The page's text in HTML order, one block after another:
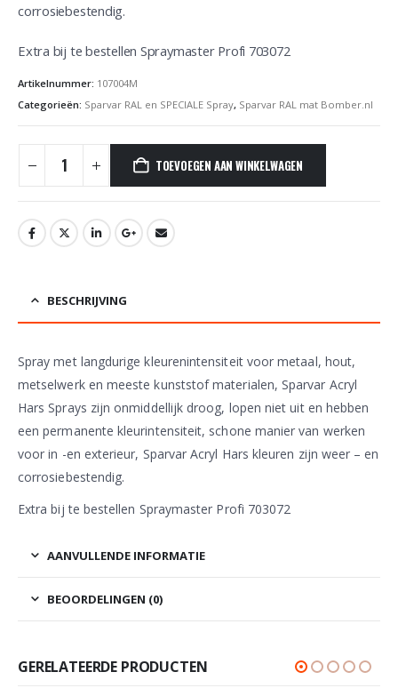
corrosiebestendig.
Extra bij te bestellen Spraymaster Profi 703072
Artikelnummer: 107004M
Categorieën: Sparvar RAL en SPECIALE Spray, Sparvar RAL mat Bomber.nl
TOEVOEGEN AAN WINKELWAGEN
BESCHRIJVING
Spray met langdurige kleurenintensiteit voor metaal, hout,
metselwerk en meeste kunststof materialen, Sparvar Acryl
Hars Sprays zijn onmiddellijk droog, lopen niet uit en hebben
een permanente kleurintensiteit, schone manier van werken
voor in -en exterieur, Sparvar Acryl Hars kleuren zijn weer – en
corrosiebestendig.
Extra bij te bestellen Spraymaster Profi 703072
AANVULLENDE INFORMATIE
BEOORDELINGEN (0)
GERELATEERDE PRODUCTEN